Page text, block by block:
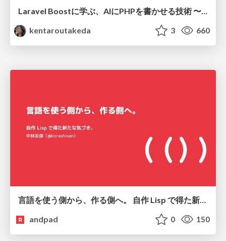
Laravel Boostに学ぶ、AIにPHPを書かせる技術 〜OSSの実装から蒸留するエージェント制御の王道〜
kentaroutakeda
3 660
andpad
0 150